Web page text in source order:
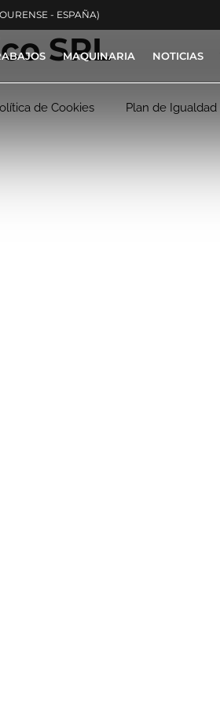
- ESPAÑA)
MAQUINARIA NOTICIAS
SRL
de Cookies Plan de Igualdad